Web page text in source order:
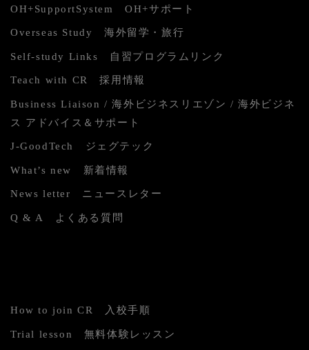
OH+SupportSystem OH+サポート
Overseas Study 海外留学・旅行
Self-study Links 自習プログラムリンク
Teach with CR 採用情報
Business Liaison / 海外ビジネスリエゾン / 海外ビジネ
ス アドバイス＆サポート
J-GoodTech ジェグテック
What’s new 新着情報
News letter ニュースレター
Q & A よくある質問
How to join CR 入校手順
Trial lesson 無料体験レッスン